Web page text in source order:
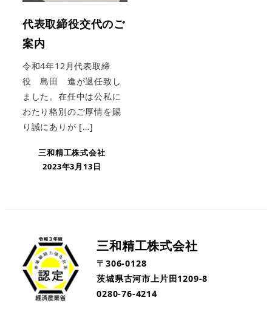
代表取締役交代のご
案内
令和4年12月代表取締
役 島田 進が退任致し
ました。在任中は公私に
わたり格別のご厚情を賜
り誠にありが […]
三和精工株式会社
2023年3月13日
三和精工株式会社
〒306-0128
茨城県古河市上片田1209-8
0280-76-4214